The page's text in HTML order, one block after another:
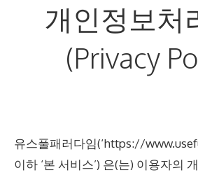
개인정보처
(Privacy
유스풀패러다임(‘https://
이하 ‘본 서비스’) 은(는) 이용자의